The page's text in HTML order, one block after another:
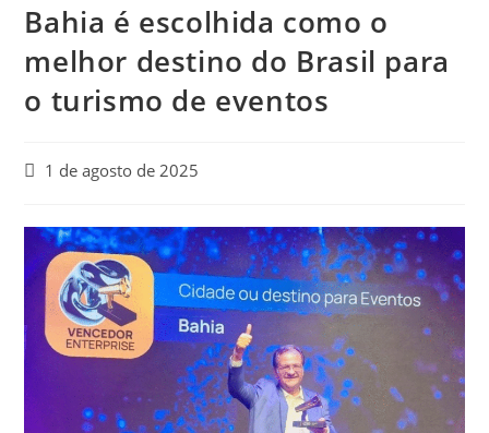
Bahia é escolhida como o
melhor destino do Brasil para
o turismo de eventos
1 de agosto de 2025